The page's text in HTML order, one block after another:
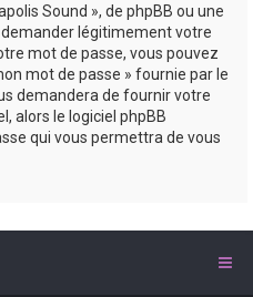
Sound », de phpBB ou une
légitimement votre
mot de passe, vous pouvez
mot de passe » fournie par le
demandera de fournir votre
alors le logiciel phpBB
qui vous permettra de vous